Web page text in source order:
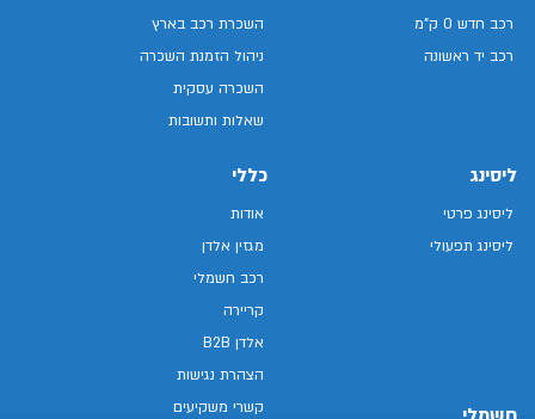
רכב חדש 0 ק"מ
רכב יד ראשונה
השכרת רכב בארץ
ניהול הזמנת השכרה
השכרה עסקית
שאלות ותשובות
ליסינג
ליסינג פרטי
ליסינג תפעולי
כללי
אודות
מגזין אלדן
רכב חשמלי
קריירה
אלדן B2B
הצהרת נגישות
קשרי משקיעים